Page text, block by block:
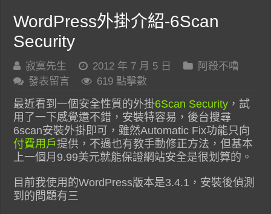
WordPress外掛介紹-6Scan
Security
寂寞先生 2012 年 7 月 5 日
阿殺不嚕
發表留言
619 點擊數
最近看到一個安全性質的外掛6Scan Security ，試
用了一下感覺還不錯，安裝特容易，後台搜尋
6scan安裝外掛即可，雖然Automatic Fix功能只向
付費用戶提供，不過也有教手動修正方法，但基本
上一個月9.99美元就能保證網站安全是很划算的。
目前我使用的WordPress版本是3.4.1，安裝後偵測
到的問題有三